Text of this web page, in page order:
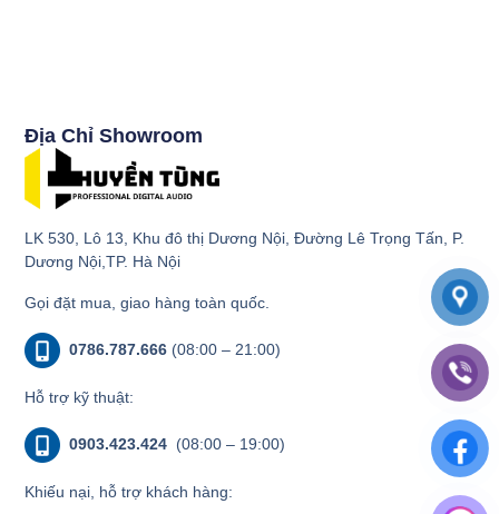
Địa Chỉ Showroom
LK 530, Lô 13, Khu đô thị Dương Nội, Đường Lê Trọng Tấn, P.
Dương Nội,TP. Hà Nội
Gọi đặt mua, giao hàng toàn quốc.
0786.787.666 (08:00 – 21:00)
Hỗ trợ kỹ thuật:
0903.423.424 (08:00 – 19:00)
Khiếu nại, hỗ trợ khách hàng: